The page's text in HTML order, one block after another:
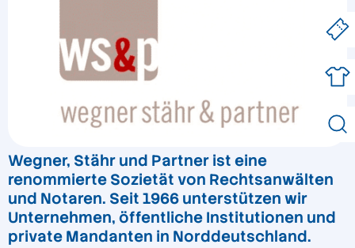
Wegner, Stähr und Partner ist eine
renommierte Sozietät von Rechtsanwälten
und Notaren. Seit 1966 unterstützen wir
Unternehmen, öffentliche Institutionen und
private Mandanten in Norddeutschland.